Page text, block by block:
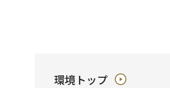
環境トップ